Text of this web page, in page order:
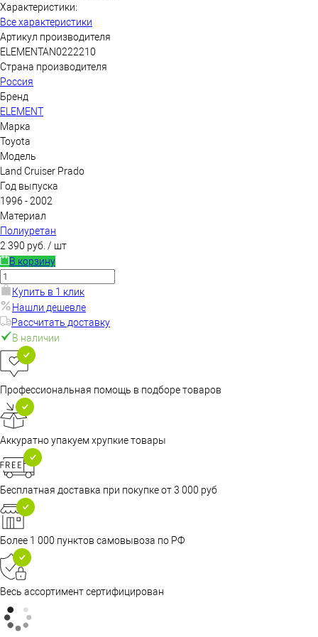
Характеристики:
Все характеристики
Артикул производителя
ELEMENTAN0222210
Страна производителя
Россия
Бренд
ELEMENT
Марка
Toyota
Модель
Land Cruiser Prado
Год выпуска
1996 - 2002
Материал
Полиуретан
2 390 руб. / шт
В корзину
Купить в 1 клик
Нашли дешевле
Рассчитать доставку
В наличии
Профессиональная помощь в подборе товаров
Аккуратно упакуем хрупкие товары
Бесплатная доставка при покупке от 3 000 руб
Более 1 000 пунктов самовывоза по РФ
Весь ассортимент сертифицирован